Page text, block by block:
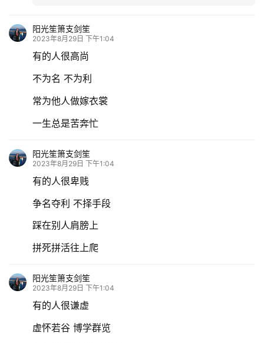
阳光笙箫支剑笙
2023年8月29日 下午1:04
有的人很高尚
不为名 不为利
常为他人做嫁衣裳
一生总是苦奔忙
阳光笙箫支剑笙
2023年8月29日 下午1:04
有的人很卑贱
争名夺利 不择手段
踩在别人肩膀上
拼死拼活往上爬
阳光笙箫支剑笙
2023年8月29日 下午1:04
有的人很谦虚
虚怀若谷 博学群览